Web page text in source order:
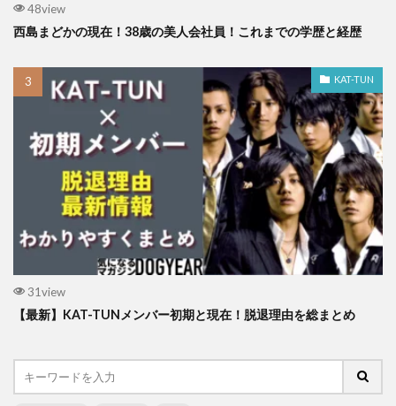
48view
西島まどかの現在！38歳の美人会社員！これまでの学歴と経歴
KAT-TUN
31view
【最新】KAT-TUNメンバー初期と現在！脱退理由を総まとめ